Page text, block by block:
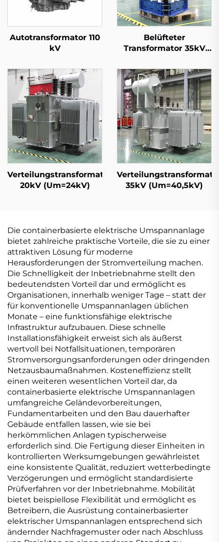
Autotransformator 110
kV
Belüfteter
Transformator 35kV
Verteilungstransformator
20kV (Um=24kV)
35kV (Um=40,5kV)
Die containerbasierte elektrische Umspannanlage
bietet zahlreiche praktische Vorteile, die sie zu einer
attraktiven Lösung für moderne
Herausforderungen der Stromverteilung machen.
Die Schnelligkeit der Inbetriebnahme stellt den
bedeutendsten Vorteil dar und ermöglicht es
Organisationen, innerhalb weniger Tage – statt der
für konventionelle Umspannanlagen üblichen
Monate – eine funktionsfähige elektrische
Infrastruktur aufzubauen. Diese schnelle
Installationsfähigkeit erweist sich als äußerst
wertvoll bei Notfallsituationen, temporären
Stromversorgungsanforderungen oder dringenden
Netzausbaumaßnahmen. Kosteneffizienz stellt
einen weiteren wesentlichen Vorteil dar, da
containerbasierte elektrische Umspannanlagen
umfangreiche Geländevorbereitungen,
Fundamentarbeiten und den Bau dauerhafter
Gebäude entfallen lassen, wie sie bei
herkömmlichen Anlagen typischerweise
erforderlich sind. Die Fertigung dieser Einheiten in
kontrollierten Werksumgebungen gewährleistet
eine konsistente Qualität, reduziert wetterbedingte
Verzögerungen und ermöglicht standardisierte
Prüfverfahren vor der Inbetriebnahme. Mobilität
bietet beispiellose Flexibilität und ermöglicht es
Betreibern, die Ausrüstung containerbasierter
elektrischer Umspannanlagen entsprechend sich
ändernder Nachfragemuster oder nach Abschluss